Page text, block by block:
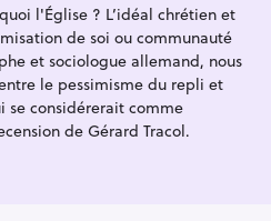
l'Église ? L’idéal chrétien et
de soi ou communauté
et sociologue allemand, nous
le pessimisme du repli et
se considérerait comme
de Gérard Tracol.